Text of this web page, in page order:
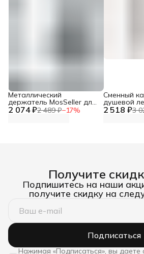
2 074 ₽2 489 ₽−17%
Металлический
держатель MosSeller для
смартфона с 2 518 ₽3
Сменный
душевой
L750,
Получите
Подпишитесь на наши
получите скидку на
Подписаться
Нажимая «Подписаться», вы даете